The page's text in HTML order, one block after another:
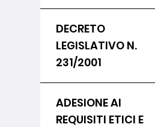
DECRETO
LEGISLATIVO N.
231/2001
ADESIONE AI
REQUISITI ETICI E